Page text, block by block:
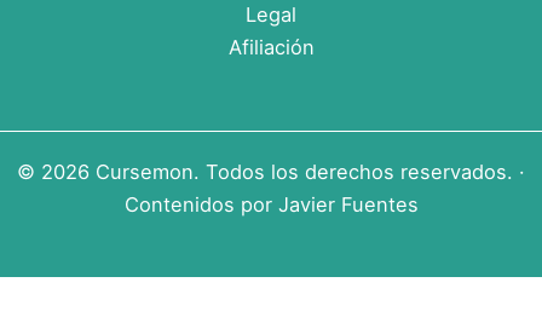
Legal
Afiliación
© 2026 Cursemon. Todos los derechos reservados. ·
Contenidos por Javier Fuentes